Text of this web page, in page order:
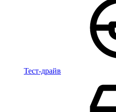
Тест-драйв